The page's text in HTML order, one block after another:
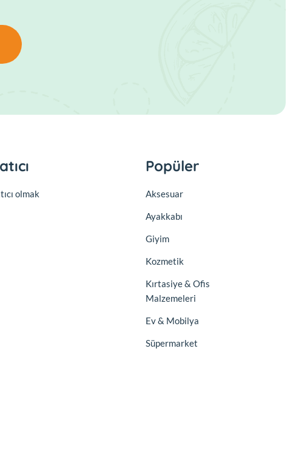
olmak
Popüler
Aksesuar
Ayakkabı
Giyim
Kozmetik
Kırtasiye & Ofis
Malzemeleri
Ev & Mobilya
Süpermarket